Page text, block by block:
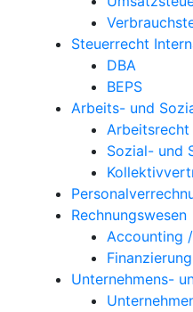
Steuerrecht
DBA
BEPS
Arbeits- und
Arbeitsrecht
Sozial- und
Rechnungswesen
Accounting
Finanzierung
Unternehmens-